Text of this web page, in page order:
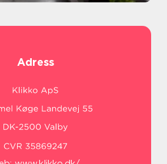
Adress